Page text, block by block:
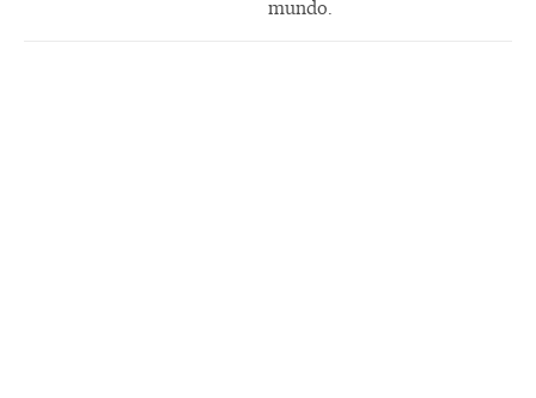
mundo.